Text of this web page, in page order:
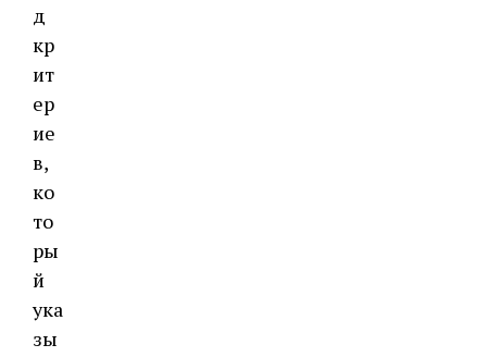
д
кр
ит
ер
ие
в,
ко
то
ры
й
ука
зы